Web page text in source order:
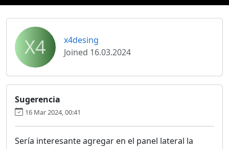
X4
x4desing
Joined 16.03.2024
Sugerencia
16 Mar 2024, 00:41
Sería interesante agregar en el panel lateral la